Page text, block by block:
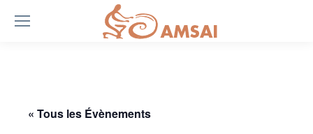
« Tous les Évènements